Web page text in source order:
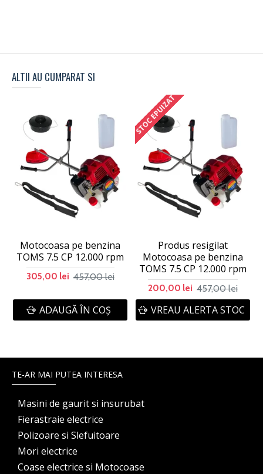
ALTII AU CUMPARAT SI
Motocoasa pe benzina
TOMS 7.5 CP 12.000 rpm
305,00 lei 457,00 lei
ADAUGĂ ÎN COŞ
STOC EPUIZAT
Produs resigilat
Motocoasa pe benzina
TOMS 7.5 CP 12.000 rpm
200,00 lei 457,00 lei
VREAU ALERTA STOC
TE-AR MAI PUTEA INTERESA
Masini de gaurit si insurubat
Fierastraie electrice
Polizoare si Slefuitoare
Mori electrice
Coase electrice si Motocoase